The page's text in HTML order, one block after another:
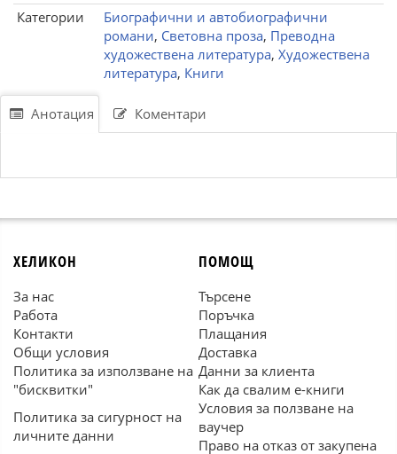
Категории
Биографични и автобиографични
романи, Световна проза, Преводна
художествена литература, Художествена
литература, Книги
Анотация Коментари
ХЕЛИКОН
За нас
Работа
Контакти
Общи условия
Политика за използване на
"бисквитки"
Политика за сигурност на
личните данни
ПОМОЩ
Търсене
Поръчка
Плащания
Доставка
Данни за клиента
Как да свалим е-книги
Условия за ползване на
ваучер
Право на отказ от закупена